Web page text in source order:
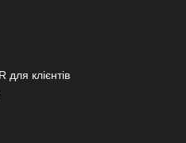
клієнтів